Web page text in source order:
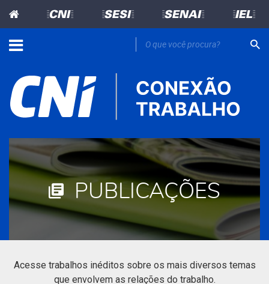
=CNI= =SESI= =SENAI= =IEL=
PUBLICAÇÕES
Acesse trabalhos inéditos sobre os mais diversos temas
que envolvem as relações do trabalho.